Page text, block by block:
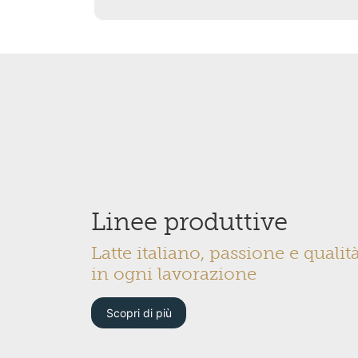
Linee produttive
Latte italiano, passione e
in ogni lavorazione
Scopri di più